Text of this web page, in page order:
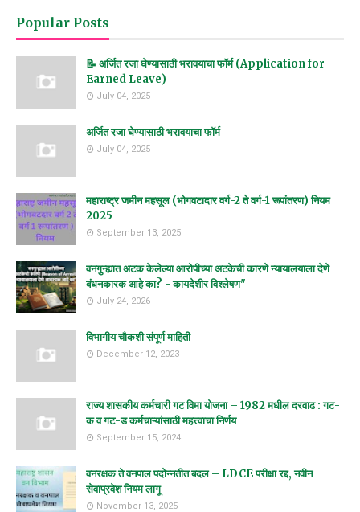
Popular Posts
📝 अर्जित रजा घेण्यासाठी भरावयाचा फॉर्म (Application for
Earned Leave)
July 04, 2025
अर्जित रजा घेण्यासाठी भरावयाचा फॉर्म
July 04, 2025
महाराष्ट्र जमीन महसूल (भोगवटादार वर्ग-2 ते वर्ग-1 रूपांतरण) नियम
2025
September 13, 2025
वनगुन्ह्यात अटक केलेल्या आरोपीच्या अटकेची कारणे न्यायालयाला देणे
बंधनकारक आहे का? - कायदेशीर विश्लेषण"
July 24, 2026
विभागीय चौकशी संपूर्ण माहिती
December 12, 2023
राज्य शासकीय कर्मचारी गट विमा योजना – 1982 मधील दरवाढ : गट-
क व गट-ड कर्मचाऱ्यांसाठी महत्त्वाचा निर्णय
September 15, 2024
वनरक्षक ते वनपाल पदोन्नतीत बदल – LDCE परीक्षा रद्द, नवीन
सेवाप्रवेश नियम लागू
November 13, 2025